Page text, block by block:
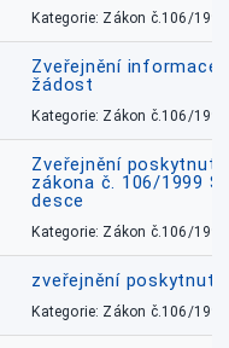
Kategorie: Zákon č.106/1999
Zveřejnění informace
žádost
Kategorie: Zákon č.106/1999
Zveřejnění
zákona č. 106/1999
desce
Kategorie: Zákon č.106/1999
zveřejnění
Kategorie: Zákon č.106/1999